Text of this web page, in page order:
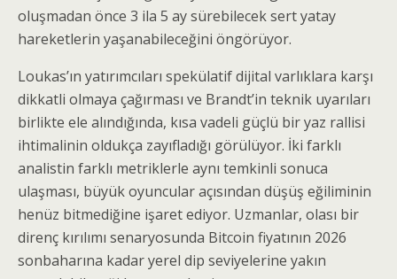
oluşmadan önce 3 ila 5 ay sürebilecek sert yatay
hareketlerin yaşanabileceğini öngörüyor.
Loukas’ın yatırımcıları spekülatif dijital varlıklara karşı
dikkatli olmaya çağırması ve Brandt’in teknik uyarıları
birlikte ele alındığında, kısa vadeli güçlü bir yaz rallisi
ihtimalinin oldukça zayıfladığı görülüyor. İki farklı
analistin farklı metriklerle aynı temkinli sonuca
ulaşması, büyük oyuncular açısından düşüş eğiliminin
henüz bitmediğine işaret ediyor. Uzmanlar, olası bir
direnç kırılımı senaryosunda Bitcoin fiyatının 2026
sonbaharına kadar yerel dip seviyelerine yakın